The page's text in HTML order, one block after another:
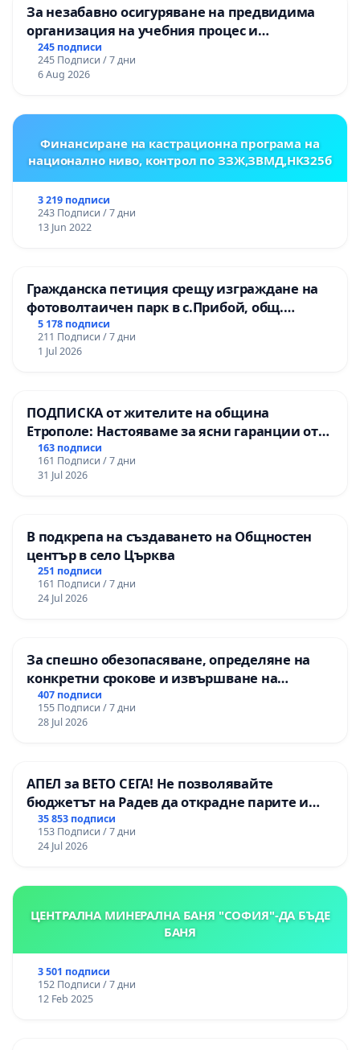
За незабавно осигуряване на предвидима
организация на учебния процес и
гарантиране на правото на равнопоставено
и качествено образование на учениците от
ОУ „Княз Александър I“ и Хуманитарна
245 подписи
245 Подписи / 7 дни
6 Aug 2026
Финансиране на кастрационна програма на
национално ниво, контрол по ЗЗЖ,ЗВМД,НК325б
3 219 подписи
243 Подписи / 7 дни
13 Jun 2022
Гражданска петиция срещу изграждане на
фотоволтаичен парк в с.Прибой, общ.
Радомир
5 178 подписи
211 Подписи / 7 дни
1 Jul 2026
ПОДПИСКА от жителите на община
Етрополе: Настояваме за ясни гаранции от
“Елаците-МЕД” АД и от държавата, че ще се
изпълнят всички екологични норми!
163 подписи
161 Подписи / 7 дни
31 Jul 2026
В подкрепа на създаването на Общностен
център в село Църква
251 подписи
161 Подписи / 7 дни
24 Jul 2026
За спешно обезопасяване, определяне на
конкретни срокове и извършване на
цялостна рехабилитация на
републиканския път между пътен възел АМ
„Тракия“ - гр. Ихтиман - с. Мирово - к.к.
407 подписи
155 Подписи / 7 дни
28 Jul 2026
АПЕЛ за ВЕТО СЕГА! Не позволявайте
бюджетът на Радев да открадне парите и
правата ни в тъмното
35 853 подписи
153 Подписи / 7 дни
24 Jul 2026
ЦЕНТРАЛНА МИНЕРАЛНА БАНЯ "СОФИЯ"-ДА БЪДЕ
БАНЯ
3 501 подписи
152 Подписи / 7 дни
12 Feb 2025